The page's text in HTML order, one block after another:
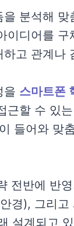
분석해
이디어를 구
고 관계나
을 스마트폰
근할 수 있
들어와 맞
전반에 반
경), 그리
설계되고